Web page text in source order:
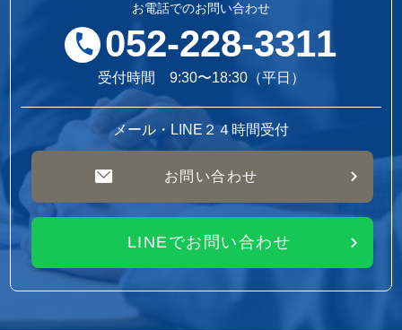
お電話でのお問い合わせ
052-228-3311
受付時間 9:30〜18:30（平日）
メール・LINE２４時間受付
お問い合わせ
LINEでお問い合わせ